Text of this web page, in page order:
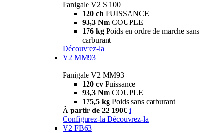
Panigale V2 S 100
120 ch PUISSANCE
93,3 Nm COUPLE
176 kg Poids en ordre de marche sans
carburant
Découvrez-la
V2 MM93
Panigale V2 MM93
120 cv Puissance
93,3 Nm COUPLE
175,5 kg Poids sans carburant
À partir de 22 190€ i
Configurez-la Découvrez-la
V2 FB63